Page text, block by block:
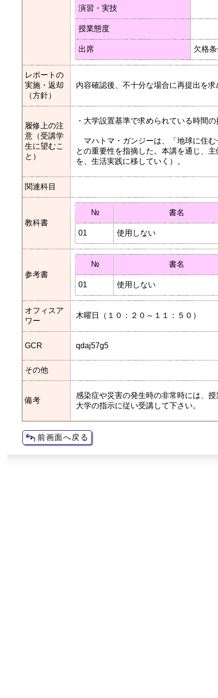
演習・実技
授業態度
出席 欠格
レポートの
実施・返却
（方針）
内容確認後、不十分な場合に再提出を
履修上の注
意（受講学
生に望むこ
と）
・大学設置基準で求められている時間
マハトマ・ガンジーは、「地球に住
との重要性を指摘した。本講を通じ、
を、生活実践に移していく）。
関連科目
教科書
№ 書名
01 使用しない
参考書
№ 書名
01 使用しない
オフィスア
ワー
木曜日（１０：２０～１１：５０）
GCR qdaj57g5
その他
備考
感染症や災害の発生時の非常時には、
大学の指示に従い受講して下さい。